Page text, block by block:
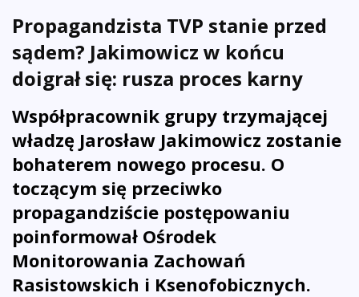
Propagandzista TVP stanie przed
sądem? Jakimowicz w końcu
doigrał się: rusza proces karny
Współpracownik grupy trzymającej
władzę Jarosław Jakimowicz zostanie
bohaterem nowego procesu. O
toczącym się przeciwko
propagandziście postępowaniu
poinformował Ośrodek
Monitorowania Zachowań
Rasistowskich i Ksenofobicznych.